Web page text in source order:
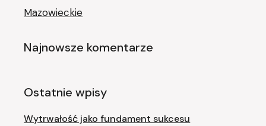
Mazowieckie
Najnowsze komentarze
Ostatnie wpisy
Wytrwałość jako fundament sukcesu